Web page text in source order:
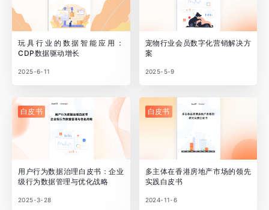
玩具行业的数据智能应用：
CDP数据驱动增长
2025-6-11
宠物行业会员数字化营销解决方
案
2025-5-9
白皮书
用户行为数据治理白皮书：企业
级行为数据管理与优化战略
2025-3-28
白皮书
多主体在香港房地产市场的领先
实践白皮书
2024-11-6